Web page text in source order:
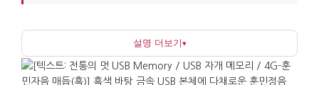
문양으로 삼아 한글 문화를 자연스럽게 소개하며, 옆에
달린 비단 끈 매듭과 술 장식은 전통 공예의 분위기를
더욱 돋보이게 합니다.
설명 더보기▾